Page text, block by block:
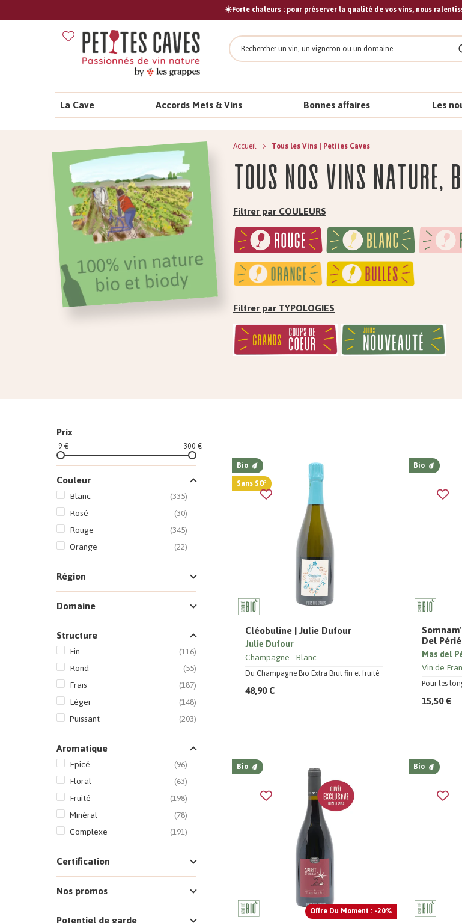
☀️Forte chaleurs : pour préserver la qualité de vos vins, nous
Rechercher
La Cave Accords Mets & Vins Bonnes affaires Les
Accueil Tous les Vins | Petites Caves
Tous nos vins nature,
Filtrer par COULEURS
Filtrer par TYPOLOGIES
Prix
9 € 300 €
Couleur
Blanc
(335)
Rosé
(30)
Rouge
(345)
Orange
(22)
Région
Domaine
Structure
Fin
(116)
Rond
(55)
Frais
(187)
Léger
(148)
Puissant
(203)
Aromatique
Epicé
(96)
Floral
(63)
Fruité
(198)
Minéral
(78)
Complexe
(191)
Certification
Nos promos
Bio
Sans SO²
Cléobuline | Julie Dufour
Du Champagne Bio Extra Brut fin et fruité
Julie Dufour
Champagne Blanc
48,90 €
Bio
Del Périé
Pour les
Mas del
Vin de
15,50 €
Offre Du Moment : -20%
Bio Bio